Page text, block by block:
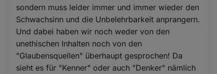
sondern muss leider immer und immer wieder den
Schwachsinn und die Unbelehrbarkeit anprangern.
Und dabei haben wir noch weder von den
unethischen Inhalten noch von den
"Glaubensquellen" überhaupt gesprochen! Da
sieht es für "Kenner" oder auch "Denker" nämlich